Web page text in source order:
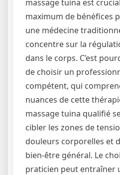
massage tuina est
maximum de bénéfices
une médecine
concentre sur la
dans le corps. C’est
de choisir un
compétent, qui
nuances de cette
massage tuina qualifié
cibler les zones de
douleurs corporelles et
bien-être général. Le
praticien peut entraîner